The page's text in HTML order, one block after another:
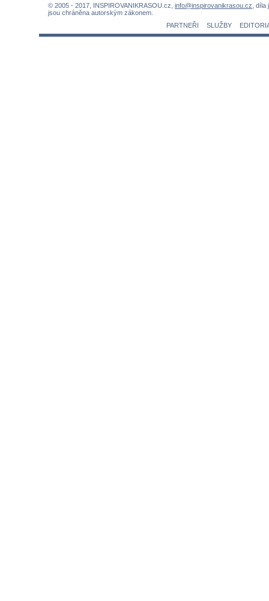
© 2005 - 2017, INSPIROVANIKRASOU.cz, info@inspirovanikrasou.cz ,
jsou chráněna autorským zákonem.
PARTNEŘI
SLUŽBY